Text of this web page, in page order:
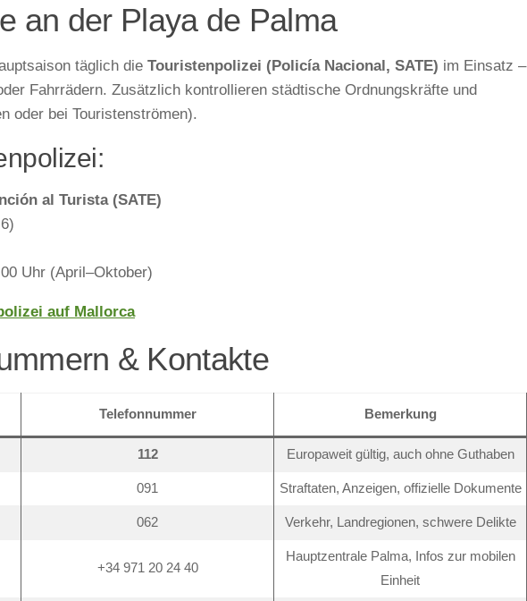
an der Playa de Palma
täglich die Touristenpolizei (Policía Nacional, SATE) im Einsatz –
Fahrrädern. Zusätzlich kontrollieren städtische Ordnungskräfte und
oder bei Touristenströmen).
al Turista (SATE)
Uhr (April–Oktober)
auf Mallorca
& Kontakte
Telefonnummer Bemerkung
112 Europaweit gültig, auch ohne Guthaben
091 Straftaten, Anzeigen, offizielle Dokumente
062 Verkehr, Landregionen, schwere Delikte
+34 971 20 24 40
Hauptzentrale Palma, Infos zur mobilen
Einheit